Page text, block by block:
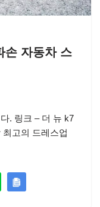
손 자동차 스
. 링크 – 더 뉴 k7
고의 드레스업